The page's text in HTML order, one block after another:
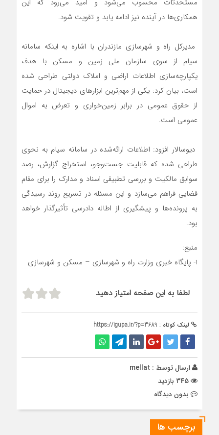
مستحدثات محسوب می‌شود و امید می‌رود که این
همکاری‌ها در آینده نیز ادامه یابد و تقویت شود.
مدیرکل راه و شهرسازی مازندران با اشاره به اینکه سامانه
سیام از سوی سازمان ملی زمین و مسکن با هدف
یکپارچه‌سازی اطلاعات اراضی و املاک دولتی طراحی شده
است، بیان کرد: یکی از مهم‌ترین ابزارهای دیجیتال در حمایت
از حقوق عمومی در برابر زمین‌خواری و تعرض به اموال
عمومی است.
دیوسالار افزود: اطلاعات ارائه‌شده در سامانه سیام به نحوی
طراحی شده که قابلیت جست‌وجو، استخراج گزارش، رصد
سوابق مالکیت و بررسی تطبیقی اسناد و مدارک را برای مقام
قضایی فراهم می‌سازد و این مسئله در تسریع روند رسیدگی
به پرونده‌ها و پیشگیری از اطاله دادرسی تأثیرگذار خواهد
بود.
منبع:
1- پایگاه خبری وزارت راه و شهرسازی – مسکن و شهرسازی
لطفا به این صفحه امتیاز دهید
لینک کوتاه : https://igupa.ir/?p=3689
ارسال توسط : mellat
بدون دیدگاه
برچسب ها